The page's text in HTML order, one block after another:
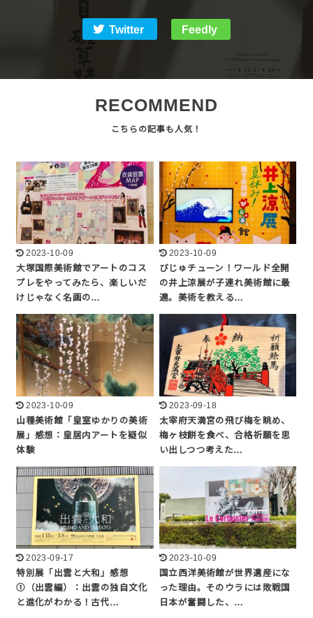
Twitter Feedly
RECOMMEND
2023-10-09
大塚国際美術館でアートのコス
プレをやってみたら、楽しいだ
けじゃなく名画の…
2023-10-09
びじゅチューン！ワールド全開
の井上涼展が子連れ美術館に最
適。美術を教える…
2023-10-09
山種美術館「皇室ゆかりの美術
展」感想：皇居内アートを疑似
体験
2023-09-18
太宰府天満宮の飛び梅を眺め、
梅ヶ枝餅を食べ、合格祈願を思
い出しつつ考えた…
2023-09-17
特別展「出雲と大和」感想
①（出雲編）：出雲の独自文化
と進化がわかる！古代…
2023-10-09
国立西洋美術館が世界遺産にな
った理由。そのウラには敗戦国
日本が奮闘した、…